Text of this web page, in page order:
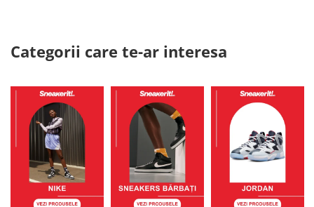
Categorii care te-ar interesa